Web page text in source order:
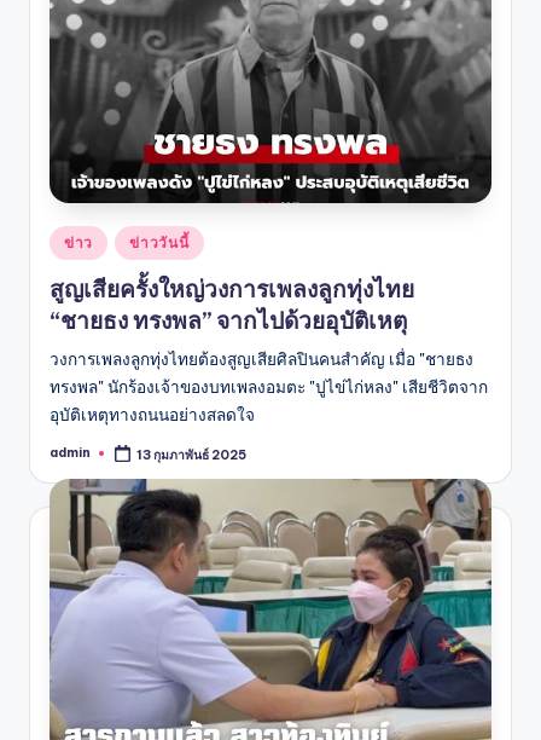
Posted
in
ข่าว ข่าววันนี้
สูญเสียครั้งใหญ่วงการเพลงลูกทุ่งไทย
“ชายธง ทรงพล” จากไปด้วยอุบัติเหตุ
วงการเพลงลูกทุ่งไทยต้องสูญเสียศิลปินคนสำคัญ เมื่อ "ชายธง
ทรงพล" นักร้องเจ้าของบทเพลงอมตะ "ปูไข่ไก่หลง" เสียชีวิตจาก
อุบัติเหตุทางถนนอย่างสลดใจ
Posted
admin 13 กุมภาพันธ์ 2025